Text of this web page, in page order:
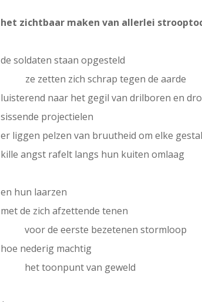
het zichtbaar maken van allerlei
de soldaten staan opgesteld
ze zetten zich schrap tegen de aarde
luisterend naar het gegil van drilboren en
sissende projectielen
er liggen pelzen van bruutheid om elke
kille angst rafelt langs hun kuiten omlaag
en hun laarzen
met de zich afzettende tenen
——–voor de eerste bezetenen stormloop
hoe nederig machtig
het toonpunt van geweld